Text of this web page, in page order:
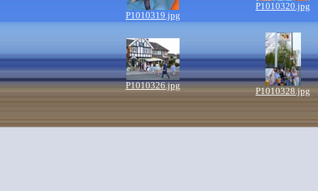
P1010319.jpg
P1010320.jpg
P1010326.jpg
P1010328.jpg